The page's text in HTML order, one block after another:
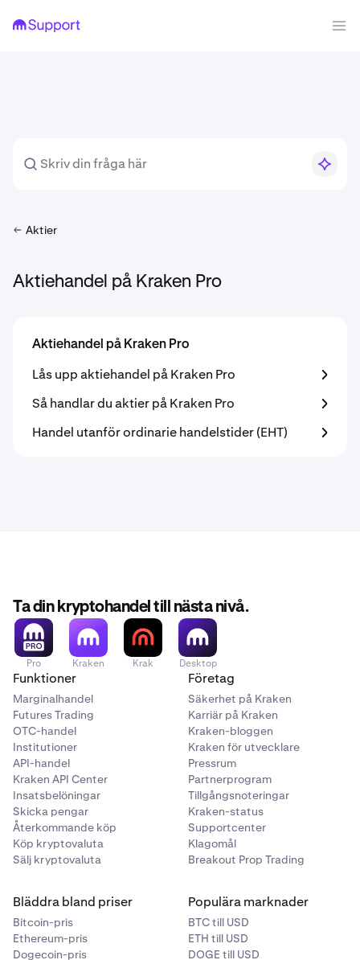
Aktier
Aktiehandel på Kraken Pro
Aktiehandel på Kraken Pro
Lås upp aktiehandel på Kraken Pro
Så handlar du aktier på Kraken Pro
Handel utanför ordinarie handelstider (EHT)
Ta din kryptohandel till nästa nivå.
Pro Kraken Krak Desktop
Funktioner
Marginalhandel
Futures Trading
OTC-handel
Institutioner
API-handel
Kraken API Center
Insatsbelöningar
Skicka pengar
Återkommande köp
Köp kryptovaluta
Sälj kryptovaluta
Företag
Säkerhet på Kraken
Karriär på Kraken
Kraken-bloggen
Kraken för utvecklare
Pressrum
Partnerprogram
Tillgångsnoteringar
Kraken-status
Supportcenter
Klagomål
Breakout Prop Trading
Bläddra bland priser
Bitcoin-pris
Ethereum-pris
Dogecoin-pris
Populära marknader
BTC till USD
ETH till USD
DOGE till USD